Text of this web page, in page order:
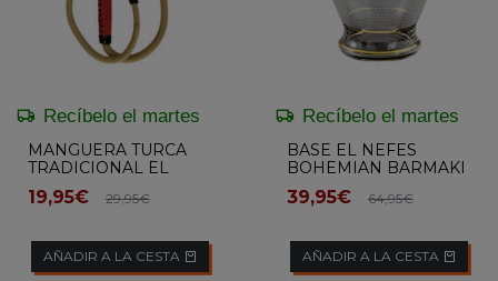
Recíbelo el martes
MANGUERA TURCA
TRADICIONAL EL
NEFES
19,95€ 29,95€
AÑADIR A LA CESTA
Recíbelo el martes
BASE EL NEFES
BOHEMIAN BARMAKI
CLEAR
39,95€ 64,95€
AÑADIR A LA CESTA